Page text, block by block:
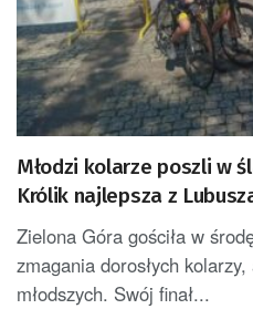
Młodzi kolarze poszli w
Królik najlepsza z
Junior
Zielona Góra gościła w
zmagania dorosłych
młodszych. Swój finał...